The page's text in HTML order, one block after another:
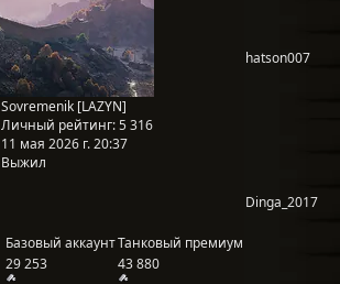
Sovremenik [LAZYN]
Личный рейтинг:5 316
11 мая 2026 г. 20:37
Выжил
Базовый аккаунтТанковый премиум
29 253 43 880
hatson007
Dinga_2017